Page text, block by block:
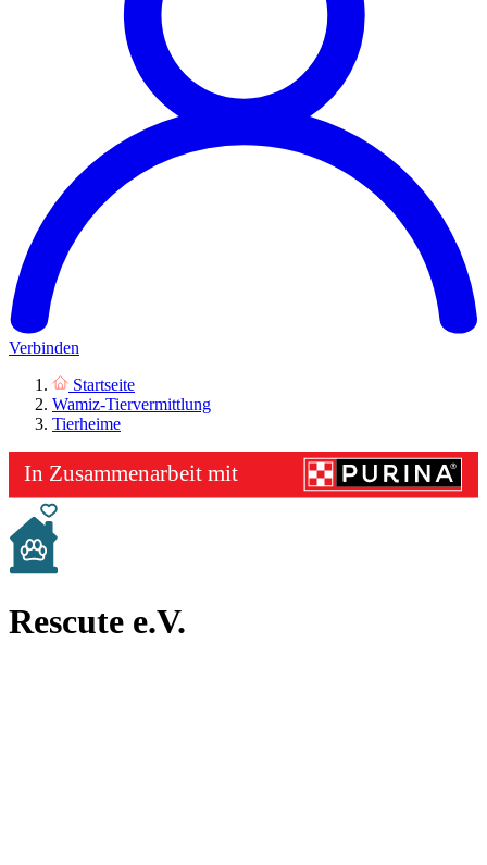
Verbinden
Startseite
Wamiz-Tiervermittlung
Tierheime
Rescute e.V.